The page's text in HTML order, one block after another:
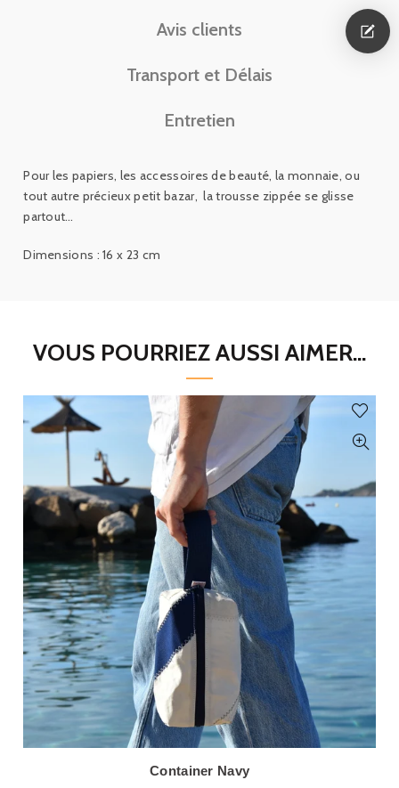
Avis clients
Transport et Délais
Entretien
Pour les papiers, les accessoires de beauté, la monnaie, ou
tout autre précieux petit bazar, la trousse zippée se glisse
partout…
Dimensions : 16 x 23 cm
VOUS POURRIEZ AUSSI AIMER...
Container Navy